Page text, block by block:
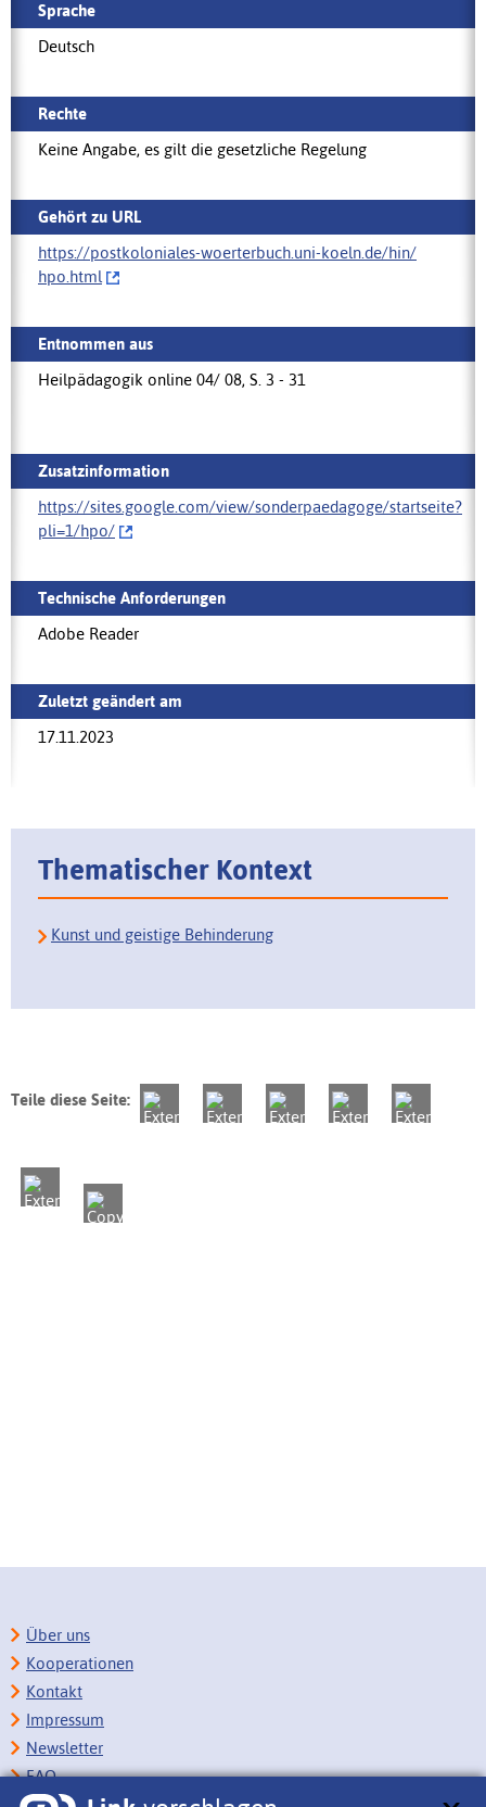
Sprache
Deutsch
Rechte
Keine Angabe, es gilt die gesetzliche Regelung
Gehört zu URL
https://postkoloniales-woerterbuch.uni-koeln.de/hin/‌
hpo.html
Entnommen aus
Heilpädagogik online 04/ 08, S. 3 - 31
Zusatzinformation
https://sites.google.com/view/sonderpaedagoge/startseite?
pli=1/hpo/‌
Technische Anforderungen
Adobe Reader
Zuletzt geändert am
17.11.2023
Thematischer Kontext
Kunst und geistige Behinderung
Teile diese Seite:
Über uns
Kooperationen
Kontakt
Impressum
Newsletter
FAQ